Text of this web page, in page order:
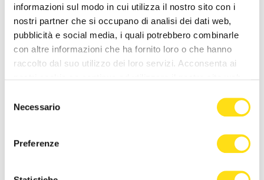
informazioni sul modo in cui utilizza il nostro sito con i
nostri partner che si occupano di analisi dei dati web,
pubblicità e social media, i quali potrebbero combinarle
con altre informazioni che ha fornito loro o che hanno
raccolto dal suo utilizzo dei loro servizi. Acconsenta ai
delNecessario
Preferenze
Poliziotti sempre più sotto
pressione: “Così rischiamo di
non trovare più [...]
27 Maggio 2026
Comprare casa a Trieste, gli
stranieri fanno salire il
mercato: “La città è [...]
27 Maggio 2026